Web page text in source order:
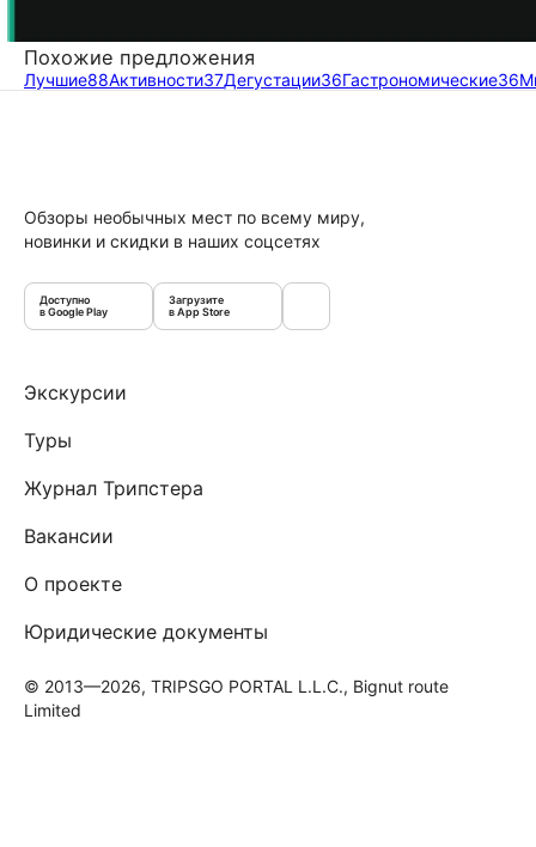
Похожие предложения
Лучшие88Активности37Дегустации36Гастрономические36
Обзоры необычных мест по всему миру,
новинки и скидки в наших соцсетях
Доступно
в Google Play
Загрузите
в App Store
Экскурсии
Туры
Журнал Трипстера
Вакансии
О проекте
Юридические документы
© 2013—2026, TRIPSGO PORTAL L.L.C., Bignut route
Limited